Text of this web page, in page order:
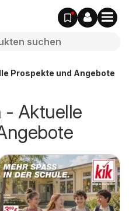
Prospekte und Angebote
- Aktuelle